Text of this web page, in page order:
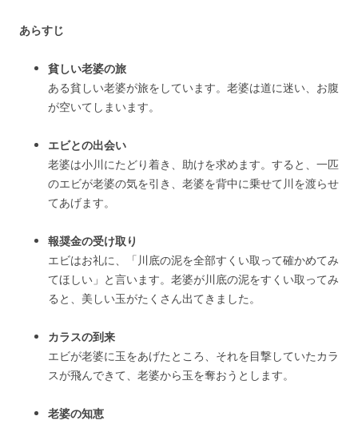
あらすじ
貧しい老婆の旅
ある貧しい老婆が旅をしています。老婆は道に迷い、お腹
が空いてしまいます。
エビとの出会い
老婆は小川にたどり着き、助けを求めます。すると、一匹
のエビが老婆の気を引き、老婆を背中に乗せて川を渡らせ
てあげます。
報奨金の受け取り
エビはお礼に、「川底の泥を全部すくい取って確かめてみ
てほしい」と言います。老婆が川底の泥をすくい取ってみ
ると、美しい玉がたくさん出てきました。
カラスの到来
エビが老婆に玉をあげたところ、それを目撃していたカラ
スが飛んできて、老婆から玉を奪おうとします。
老婆の知恵